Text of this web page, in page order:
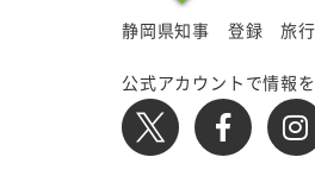
静岡県知事 登録 旅
公式アカウントで情報